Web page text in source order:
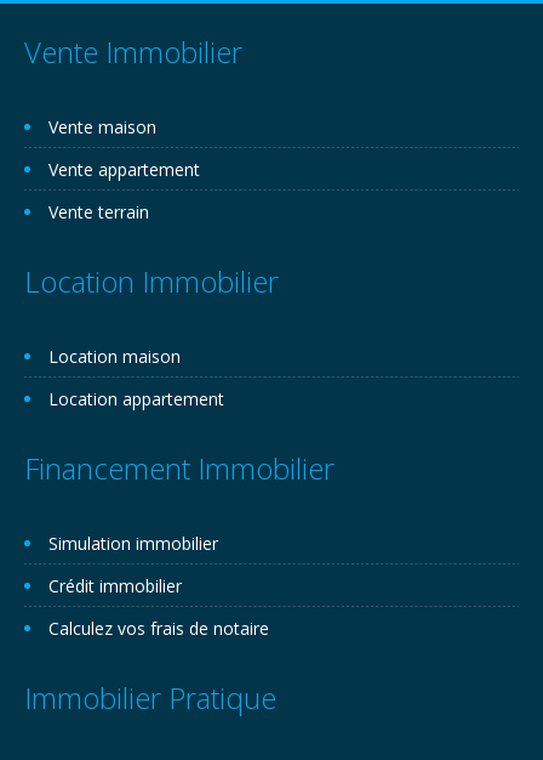
Vente Immobilier
Vente maison
Vente appartement
Vente terrain
Location Immobilier
Location maison
Location appartement
Financement Immobilier
Simulation immobilier
Crédit immobilier
Calculez vos frais de notaire
Immobilier Pratique